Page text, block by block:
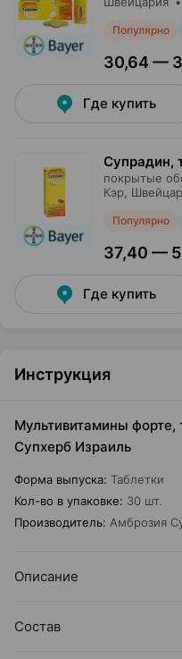
Популярно
30,64 —
Где купить
Супрадин,
покрытые
Кэр ,
Популярно
37,40 —
Где купить
Инструкция
Мультивитамины
Супхерб Израиль
Форма выпуска: Таблетки
Кол-во в упаковке: 30 шт.
Производитель: Амброзия
Описание
Состав